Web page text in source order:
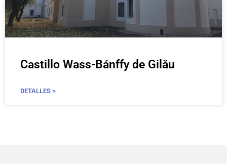
Castillo Wass-Bánffy de Gilău
DETALLES >